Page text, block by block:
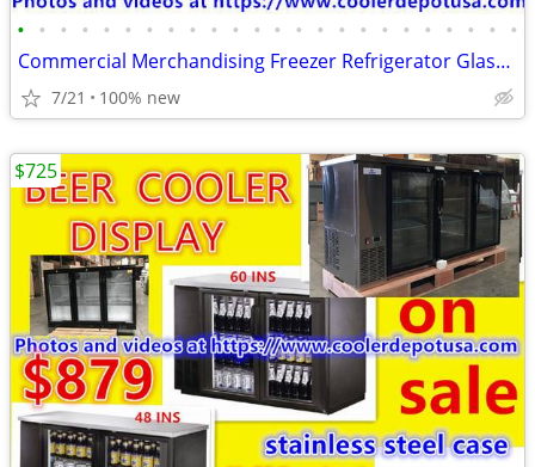
• • • • • • • • • • • • • • • • • • • • • • • •
Commercial Merchandising Freezer Refrigerator Glass Door Beer Cooler
7/21 100% new
$725